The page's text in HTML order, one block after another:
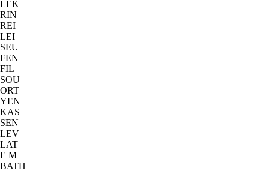
LEK
RIN
REI
LEI
SEU
FEN
FIL
SOU
ORT
YEN
KAS
SEN
LEV
LAT
E M
BATH